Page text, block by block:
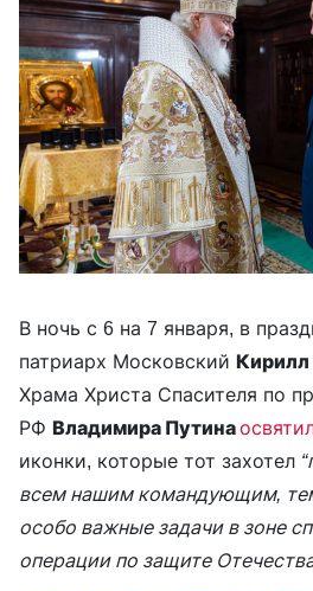
В ночь с 6 на 7 января, в
патриарх Московский Кирилл
Храма Христа Спасителя по
РФ Владимира Путина
иконки, которые тот захотел
всем нашим командующим,
особо важные задачи в зоне
операции по защите